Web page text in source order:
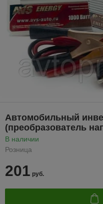
Автомобильный
(преобразователь
В наличии
Розница
201 руб.